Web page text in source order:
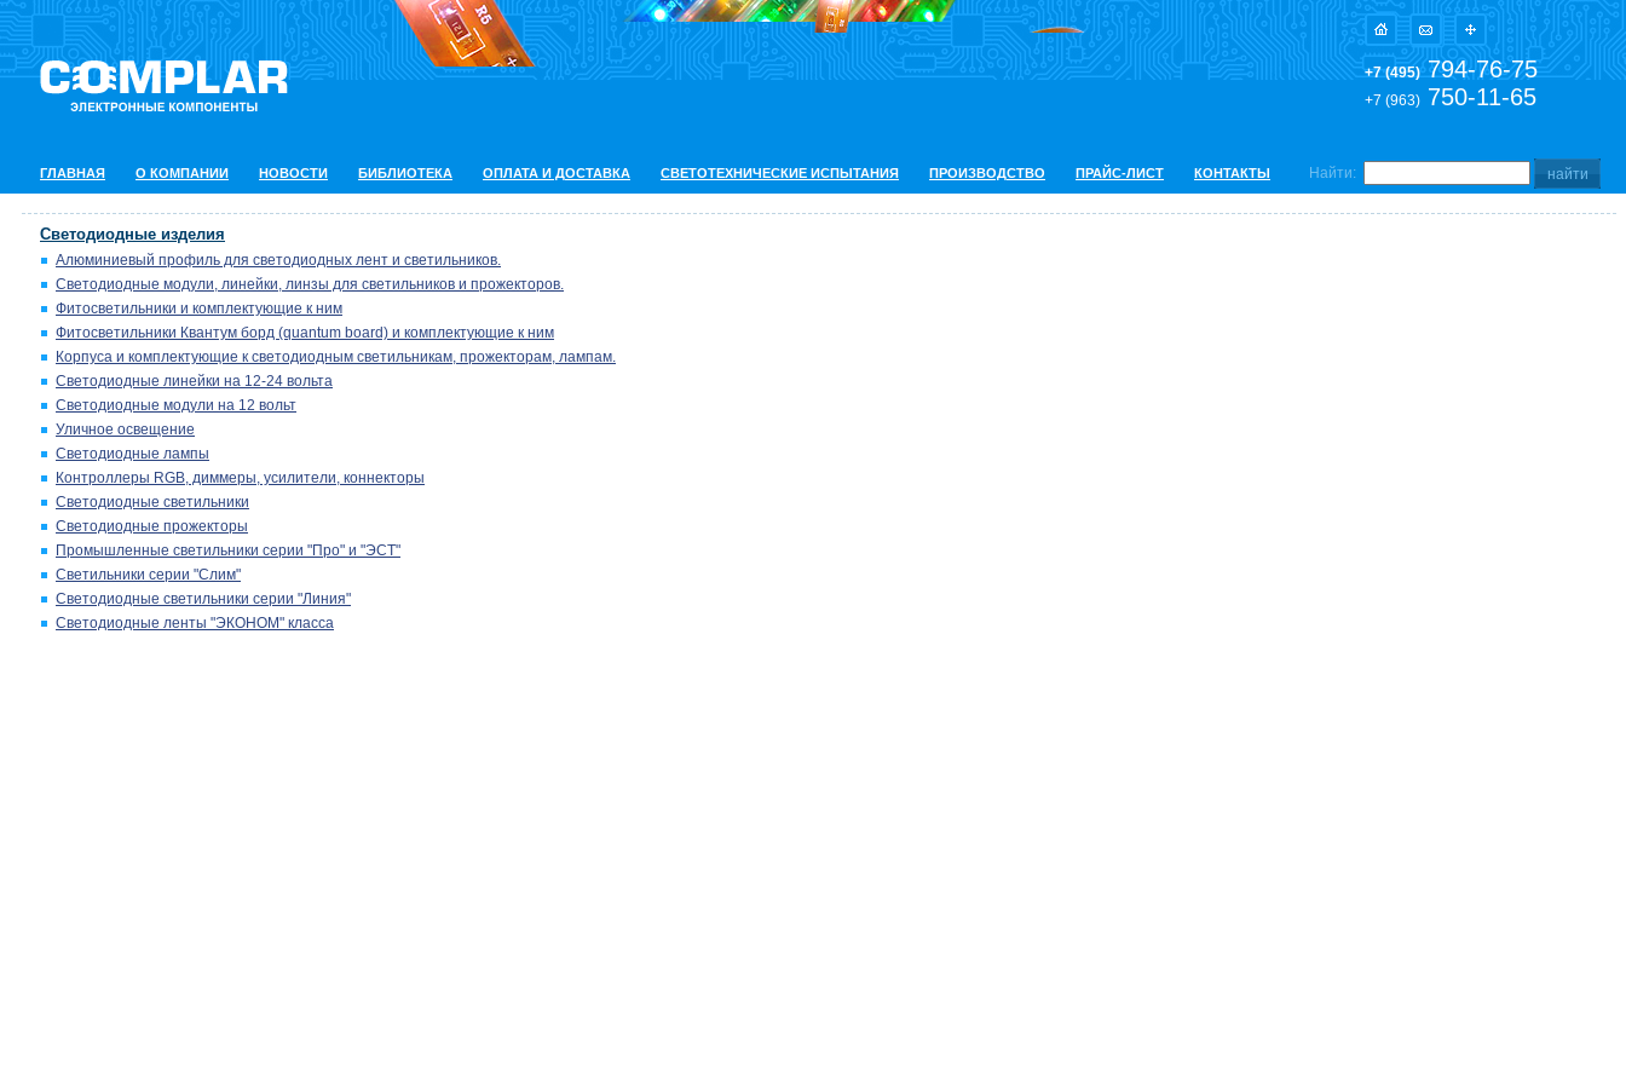
+7 (495)794-76-75
+7 (963) 750-11-65
ГЛАВНАЯ О КОМПАНИИ НОВОСТИ БИБЛИОТЕКА ОПЛАТА И ДОСТАВКА СВЕТОТЕХНИЧЕСКИЕ ИСПЫТАНИЯ ПРОИЗВОДСТВО ПРАЙС-ЛИСТ КОНТАКТЫ Найти:
Светодиодные изделия
Алюминиевый профиль для светодиодных лент и светильников.
Светодиодные модули, линейки, линзы для светильников и прожекторов.
Фитосветильники и комплектующие к ним
Фитосветильники Квантум борд (quantum board) и комплектующие к ним
Корпуса и комплектующие к светодиодным светильникам, прожекторам, лампам.
Светодиодные линейки на 12-24 вольта
Светодиодные модули на 12 вольт
Уличное освещение
Светодиодные лампы
Контроллеры RGB, диммеры, усилители, коннекторы
Светодиодные светильники
Светодиодные прожекторы
Промышленные светильники серии "Про" и "ЭСТ"
Светильники серии "Слим"
Светодиодные светильники серии "Линия"
Светодиодные ленты "ЭКОНОМ" класса